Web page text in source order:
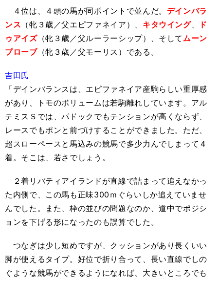
４位は、４頭の馬が同ポイントで並んだ。 デインバラ
ンス （牝３歳／父エピファネイア）、 キタウイング、
ド
ゥアイズ（牝３歳／父ルーラーシップ）、そして ムーン
プローブ（牝３歳／父モーリス）である。
吉田氏
「デインバランスは、エピファネイア産駒らしい重厚感
があり、トモのボリュームは若駒離れしています。アル
テミスＳでは、パドックでもテンションが高くならず、
レースでもポンと前づけすることができました。ただ、
超スローペースと馬込みの競馬で多少力んでしまって４
着。そこは、若さでしょう。
２着リバティアイランドが直線で詰まって追えなかっ
た内側で、この馬も正味300ｍぐらいしか追えていませ
んでした。また、枠の並びの問題なのか、道中でポジシ
ョンを下げる形になったのも誤算でした。
つなぎは少し短めですが、クッションがあり長くいい
脚が使えるタイプ。好位で折り合って、長い直線でしの
ぐような競馬ができるようになれば、大きいところでも